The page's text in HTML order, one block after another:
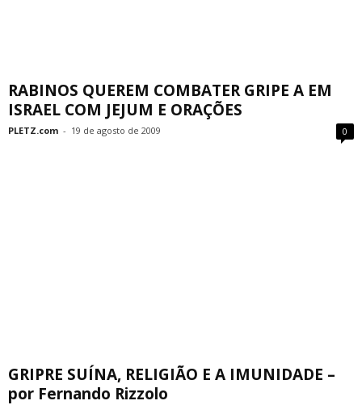
RABINOS QUEREM COMBATER GRIPE A EM
ISRAEL COM JEJUM E ORAÇÕES
PLETZ.com - 19 de agosto de 2009 0
GRIPRE SUÍNA, RELIGIÃO E A IMUNIDADE –
por Fernando Rizzolo